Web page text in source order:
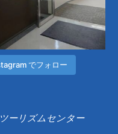
でフォロー
ーリズムセンター